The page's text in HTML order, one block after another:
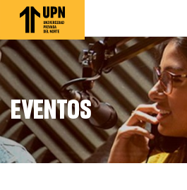
Pasar
contenido
principal
EVENTOS